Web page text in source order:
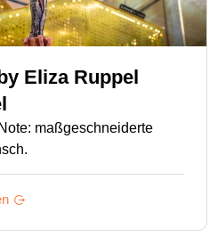
Eliza Ruppel
maßgeschneiderte